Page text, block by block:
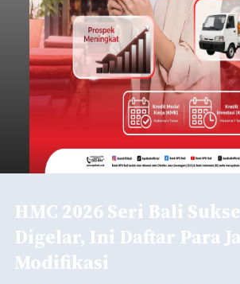
HMC 2026 Seri Bali
Digelar, Ini Daftar Para
Modifikasi